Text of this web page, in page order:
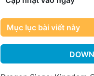
Mục lục bài viết này